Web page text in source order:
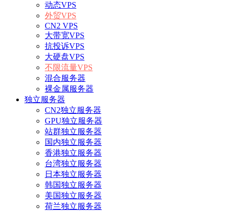
动态VPS
外贸VPS
CN2 VPS
大带宽VPS
抗投诉VPS
大硬盘VPS
不限流量VPS
混合服务器
裸金属服务器
独立服务器
CN2独立服务器
GPU独立服务器
站群独立服务器
国内独立服务器
香港独立服务器
台湾独立服务器
日本独立服务器
韩国独立服务器
美国独立服务器
荷兰独立服务器